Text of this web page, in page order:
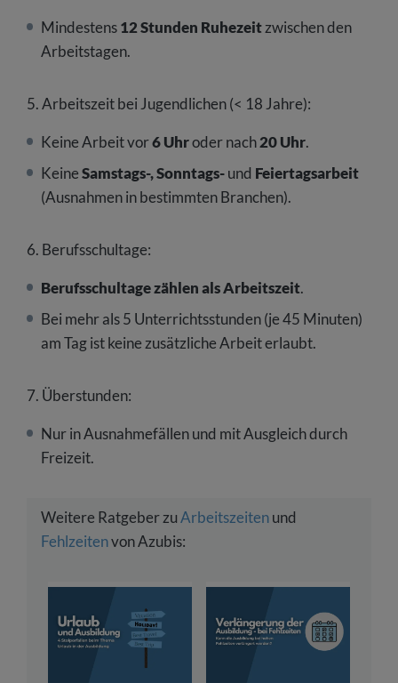
Mindestens12 Stunden Ruhezeitzwischen den
Arbeitstagen.
5. Arbeitszeit bei Jugendlichen (< 18 Jahre):
Keine Arbeit vor6 Uhroder nach20 Uhr.
KeineSamstags-, Sonntags-und Feiertagsarbeit
(Ausnahmen in bestimmten Branchen).
6. Berufsschultage:
Berufsschultage zählen als Arbeitszeit.
Bei mehr als 5 Unterrichtsstunden (je 45 Minuten)
am Tag ist keine zusätzliche Arbeit erlaubt.
7. Überstunden:
Nur in Ausnahmefällen und mit Ausgleich durch
Freizeit.
Weitere Ratgeber zuArbeitszeitenund
Fehlzeitenvon Azubis: